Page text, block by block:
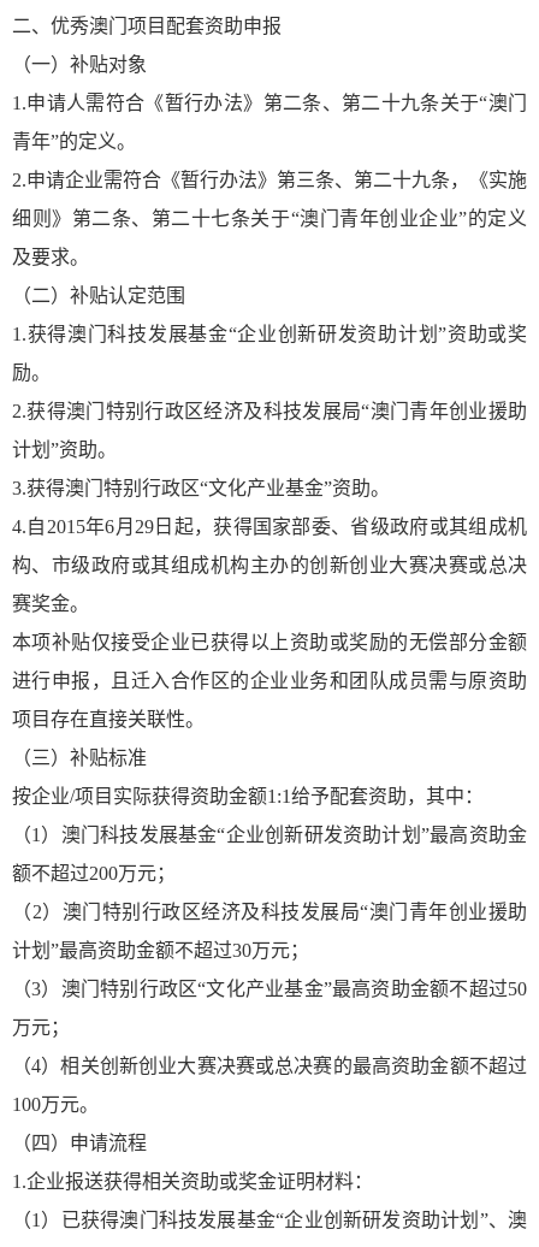
二、优秀澳门项目配套资助申报
（一）补贴对象
1.申请人需符合《暂行办法》第二条、第二十九条关于“澳门
青年”的定义。
2.申请企业需符合《暂行办法》第三条、第二十九条，《实施
细则》第二条、第二十七条关于“澳门青年创业企业”的定义
及要求。
（二）补贴认定范围
1.获得澳门科技发展基金“企业创新研发资助计划”资助或奖
励。
2.获得澳门特别行政区经济及科技发展局“澳门青年创业援助
计划”资助。
3.获得澳门特别行政区“文化产业基金”资助。
4.自2015年6月29日起，获得国家部委、省级政府或其组成机
构、市级政府或其组成机构主办的创新创业大赛决赛或总决
赛奖金。
本项补贴仅接受企业已获得以上资助或奖励的无偿部分金额
进行申报，且迁入合作区的企业业务和团队成员需与原资助
项目存在直接关联性。
（三）补贴标准
按企业/项目实际获得资助金额1:1给予配套资助，其中：
（1）澳门科技发展基金“企业创新研发资助计划”最高资助金
额不超过200万元；
（2）澳门特别行政区经济及科技发展局“澳门青年创业援助
计划”最高资助金额不超过30万元；
（3）澳门特别行政区“文化产业基金”最高资助金额不超过50
万元；
（4）相关创新创业大赛决赛或总决赛的最高资助金额不超过
100万元。
（四）申请流程
1.企业报送获得相关资助或奖金证明材料：
（1）已获得澳门科技发展基金“企业创新研发资助计划”、澳